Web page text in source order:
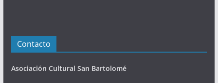
Contacto
Asociación Cultural San Bartolomé